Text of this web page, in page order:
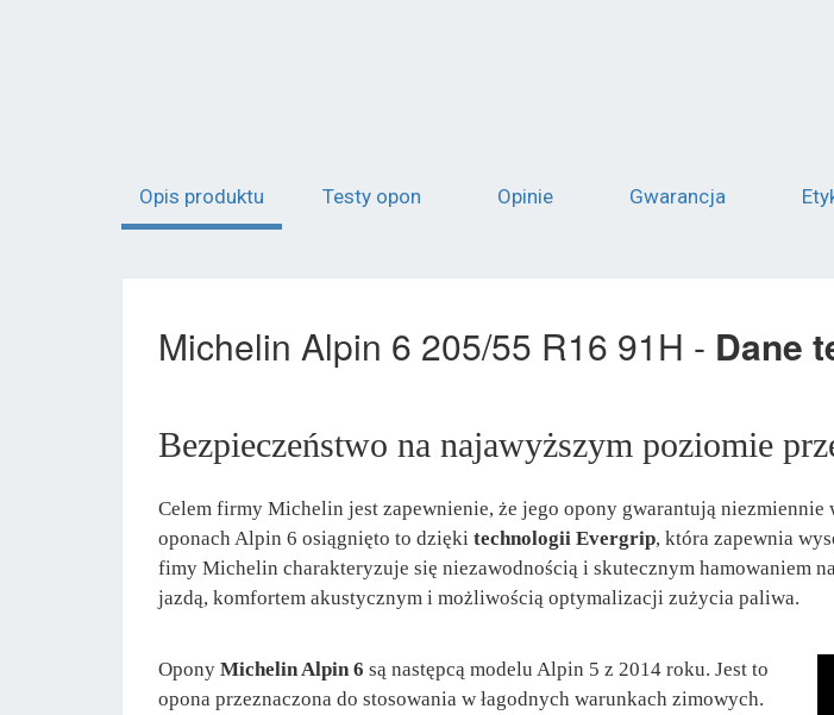
Opis produktu Testy opon Opinie Gwarancja
Michelin Alpin 6 205/55 R16 91H - Dane
Bezpieczeństwo na najawyższym poziomie
Celem firmy Michelin jest zapewnienie, że jego opony gwarantują
oponach Alpin 6 osiągnięto to dzięki technologii Evergrip, która zapewnia
fimy Michelin charakteryzuje się niezawodnością i skutecznym hamowaniem
jazdą, komfortem akustycznym i możliwością optymalizacji zużycia paliwa.
Opony Michelin Alpin 6 są następcą modelu Alpin 5 z 2014 roku. Jest to
opona przeznaczona do stosowania w łagodnych warunkach zimowych.